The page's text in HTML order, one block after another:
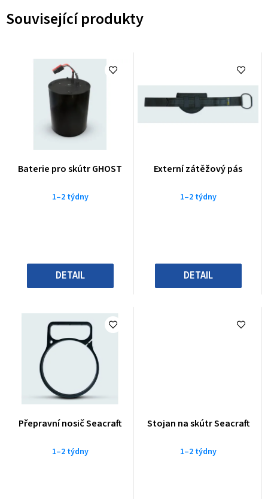
Související produkty
Baterie pro skútr GHOST
1–2 týdny
DETAIL
Externí zátěžový pás
1–2 týdny
DETAIL
Přepravní nosič Seacraft
1–2 týdny
Stojan na skútr Seacraft
1–2 týdny